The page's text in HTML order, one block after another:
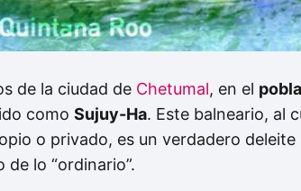
de la ciudad de Chetumal, en el
como Sujuy-Ha. Este balneario, al
o privado, es un verdadero deleite
de lo “ordinario”.